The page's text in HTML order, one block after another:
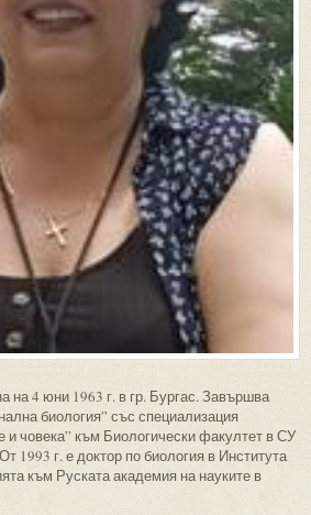
на 4 юни 1963 г. в гр. Бургас. Завършва
биология” със специализация
и човека” към Биологически факултет в СУ
1993 г. е доктор по биология в Института
към Руската академия на науките в